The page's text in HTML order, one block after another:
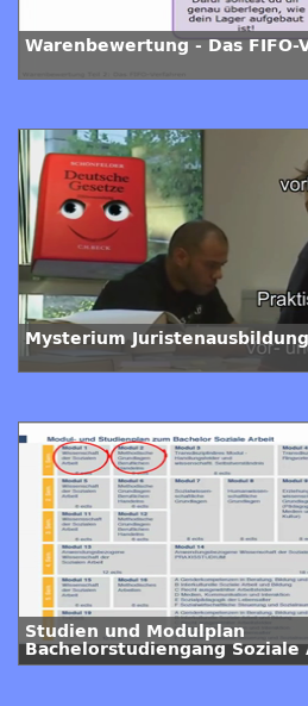
Warenbewertung - Das FIFO-
Mysterium Juristenausbildung
Studien und Modulplan
Bachelorstudiengang
FH Köln